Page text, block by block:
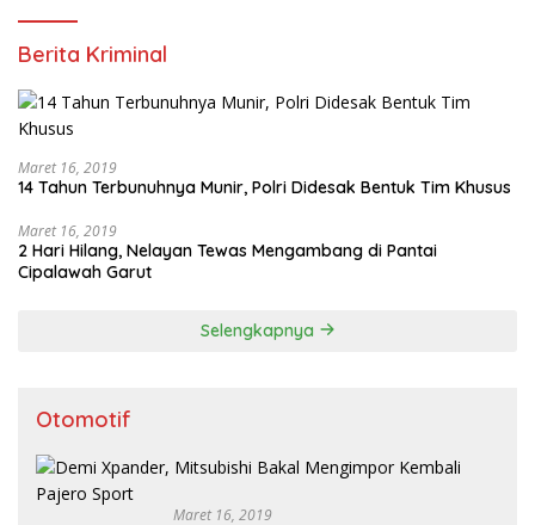
Berita Kriminal
Maret 16, 2019
14 Tahun Terbunuhnya Munir, Polri Didesak Bentuk Tim Khusus
Maret 16, 2019
2 Hari Hilang, Nelayan Tewas Mengambang di Pantai
Cipalawah Garut
Selengkapnya
Otomotif
Maret 16, 2019